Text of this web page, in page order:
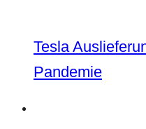
Tesla
Pandemie